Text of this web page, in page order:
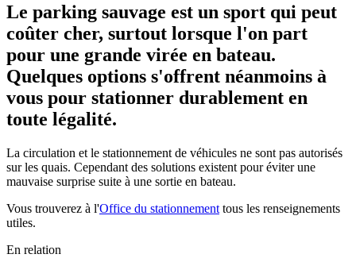
Le parking sauvage est un sport qui peut
coûter cher, surtout lorsque l'on part
pour une grande virée en bateau.
Quelques options s'offrent néanmoins à
vous pour stationner durablement en
toute légalité.
La circulation et le stationnement de véhicules ne sont pas autorisés
sur les quais. Cependant des solutions existent pour éviter une
mauvaise surprise suite à une sortie en bateau.
Vous trouverez à l'Office du stationnement tous les renseignements
utiles.
En relation